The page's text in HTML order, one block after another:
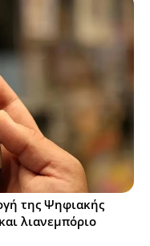
της Ψηφιακής
λιανεμπόριο